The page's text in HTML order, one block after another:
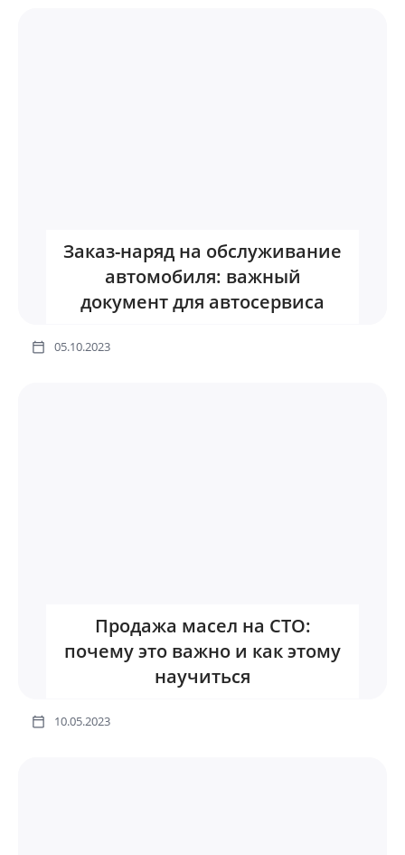
Заказ-наряд на обслуживание
автомобиля: важный
документ для автосервиса
05.10.2023
Продажа масел на СТО:
почему это важно и как этому
научиться
10.05.2023